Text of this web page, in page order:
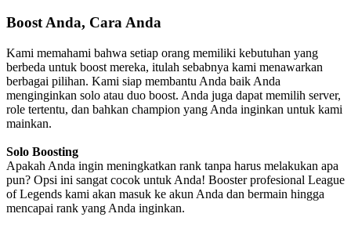
Boost Anda, Cara Anda
Kami memahami bahwa setiap orang memiliki kebutuhan yang
berbeda untuk boost mereka, itulah sebabnya kami menawarkan
berbagai pilihan. Kami siap membantu Anda baik Anda
menginginkan solo atau duo boost. Anda juga dapat memilih server,
role tertentu, dan bahkan champion yang Anda inginkan untuk kami
mainkan.
Solo Boosting
Apakah Anda ingin meningkatkan rank tanpa harus melakukan apa
pun? Opsi ini sangat cocok untuk Anda! Booster profesional League
of Legends kami akan masuk ke akun Anda dan bermain hingga
mencapai rank yang Anda inginkan.